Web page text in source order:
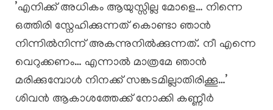
​’എനിക്ക് അധികം ആയുസ്സില്ല മോളെ… നിന്നെ
ഒത്തിരി സ്നേഹിക്കുന്നത് കൊണ്ടാ ഞാൻ
നിന്നിൽനിന്ന് അകന്നുനിൽക്കുന്നത്. നീ എന്നെ
വെറുക്കണം… എന്നാൽ മാത്രമേ ഞാൻ
മരിക്കുമ്പോൾ നിനക്ക് സങ്കടമില്ലാതിരിക്കൂ…’
ശിവൻ ആകാശത്തേക്ക് നോക്കി കണ്ണീർ